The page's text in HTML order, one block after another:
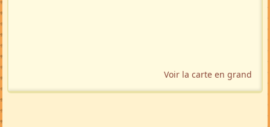
Voir la carte en grand